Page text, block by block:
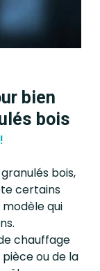
un
bien
bois
bois,
certains
qui
chauffage
ou de la